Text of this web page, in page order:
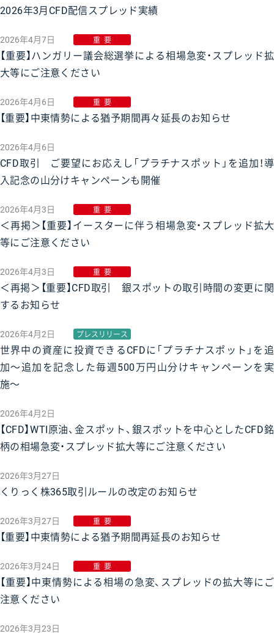
2026年3月CFD配信スプレッド実績
2026年4月7日 重要
【重要】ハンガリー議会総選挙による相場急変・スプレッド拡
大等にご注意ください
2026年4月6日 重要
【重要】中東情勢による猶予期間再々延長のお知らせ
2026年4月6日
CFD取引 ご要望にお応えし「プラチナスポット」を追加！導
入記念の山分けキャンペーンも開催
2026年4月3日 重要
＜再掲＞【重要】イースターに伴う相場急変・スプレッド拡大
等にご注意ください
2026年4月3日 重要
＜再掲＞【重要】CFD取引 銀スポットの取引時間の変更に関
するお知らせ
2026年4月2日 プレスリリース
世界中の資産に投資できるCFDに「プラチナスポット」を追
加〜追加を記念した毎週500万円山分けキャンペーンを実
施〜
2026年4月2日
【CFD】WTI原油、金スポット、銀スポットを中心としたCFD銘
柄の相場急変・スプレッド拡大等にご注意ください
2026年3月27日
くりっく株365取引ルールの改定のお知らせ
2026年3月27日 重要
【重要】中東情勢による猶予期間再延長のお知らせ
2026年3月24日 重要
【重要】中東情勢による相場の急変、スプレッドの拡大等にご
注意ください
2026年3月23日